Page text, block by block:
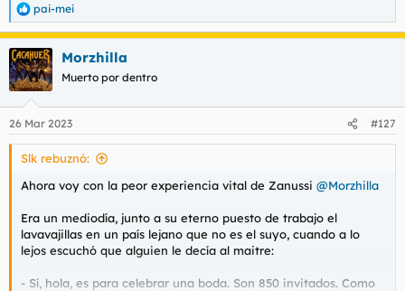
R
e
a
c
c
i
e
s
pai-mei
Morzhilla
Muerto por dentro
26 Mar 2023 #127
Slk rebuznó:
Ahora voy con la peor experiencia vital de Zanussi @Morzhilla
Era un mediodía, junto a su eterno puesto de trabajo el
lavavajillas en un país lejano que no es el suyo, cuando a lo
lejos escuchó que alguien le decía al maitre:
- Sí, hola, es para celebrar una boda. Son 850 invitados. Como